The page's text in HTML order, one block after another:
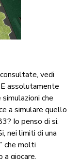
vedi
assolutamente
che
a simulare quello
Io penso di si.
nei limiti di una
che molti
a giocare.